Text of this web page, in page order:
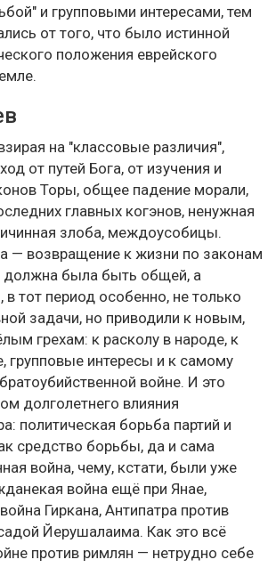
и групповыми интересами, тем
от того, что было истинной
положения еврейского
на "классовые различия",
от путей Бога, от изучения и
Торы, общее падение морали,
главных когэнов, ненужная
злоба, междоусобицы.
— возвращение к жизни по законам
должна была быть общей, а
тот период особенно, не только
задачи, но приводили к новым,
грехам: к расколу в народе, к
групповые интересы и к самому
войне. И это
долголетнего влияния
политическая борьба партий и
средство борьбы, да и сама
война, чему, кстати, были уже
война ещё при Янае,
Гиркана, Антипатра против
Йерушалаима. Как это всё
против римлян — нетрудно себе